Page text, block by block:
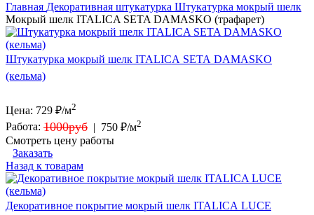
Главная Декоративная штукатурка Штукатурка мокрый шелк
Мокрый шелк ITALICA SETA DAMASKO (трафарет)
Штукатурка мокрый шелк ITALICA SETA DAMASKO
(кельма)
Цена: 729 ₽/м2
Работа: 1000руб | 750 ₽/м2
Смотреть цену работы
Заказать
Назад к товарам
Декоративное покрытие мокрый шелк ITALICA LUCE